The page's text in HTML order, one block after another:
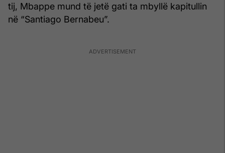
tij, Mbappe mund të jetë gati ta mbyllë kapitullin
në “Santiago Bernabeu”.